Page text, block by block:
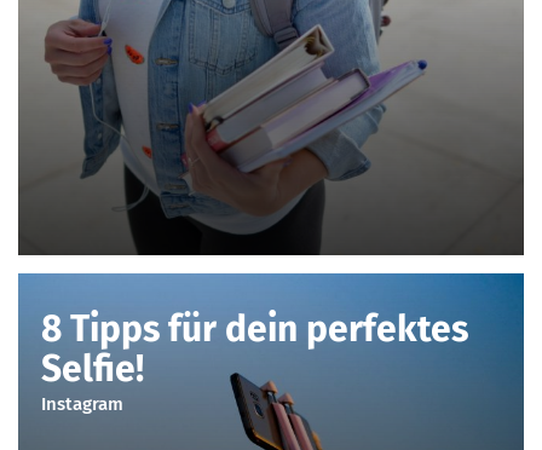
8 Tipps für dein perfektes
Selfie!
Instagram